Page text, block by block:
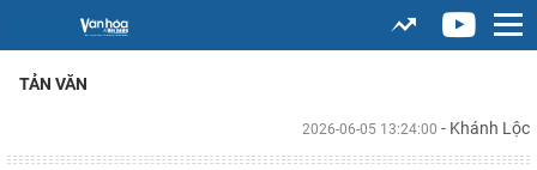
TẢN VĂN
2026-06-05 13:24:00 - Khánh Lộc